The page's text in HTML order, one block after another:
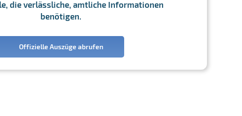
die verlässliche, amtliche Informationen
benötigen.
Offizielle Auszüge abrufen